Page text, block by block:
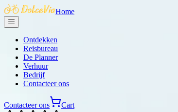
Home
Ontdekken
Reisbureau
De Planner
Verhuur
Bedrijf
Contacteer ons
Contacteer ons
Cart